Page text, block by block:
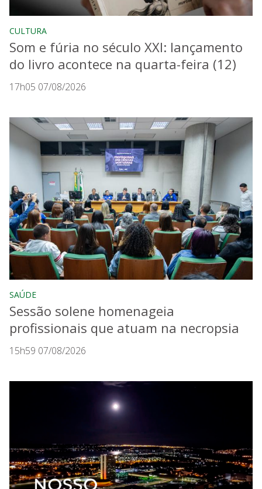
CULTURA
Som e fúria no século XXI: lançamento
do livro acontece na quarta-feira (12)
17h05 07/08/2026
SAÚDE
Sessão solene homenageia
profissionais que atuam na necropsia
15h59 07/08/2026